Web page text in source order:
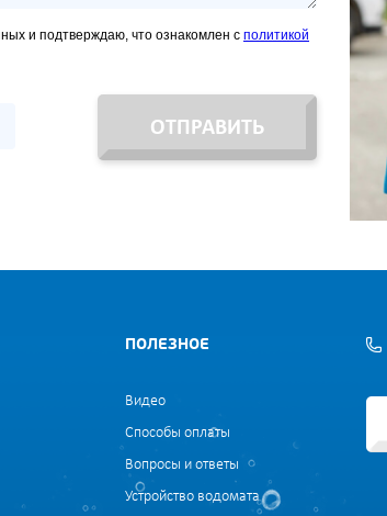
и подтверждаю, что ознакомлен с политикой
ОТПРАВИТЬ
ПОЛЕЗНОЕ
Видео
Способы оплаты
Вопросы и ответы
Устройство водомата